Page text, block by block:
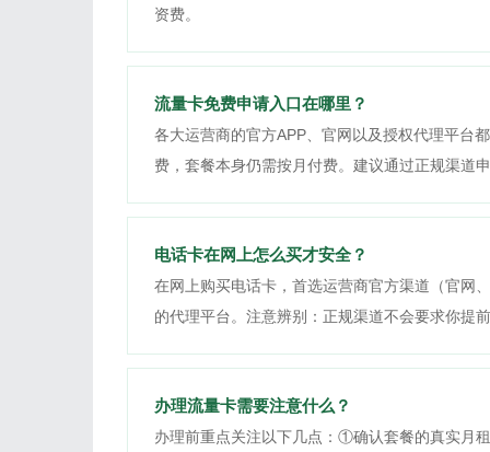
资费。
流量卡免费申请入口在哪里？
各大运营商的官方APP、官网以及授权代理平台
费，套餐本身仍需按月付费。建议通过正规渠道
电话卡在网上怎么买才安全？
在网上购买电话卡，首选运营商官方渠道（官网
的代理平台。注意辨别：正规渠道不会要求你提
办理流量卡需要注意什么？
办理前重点关注以下几点：①确认套餐的真实月